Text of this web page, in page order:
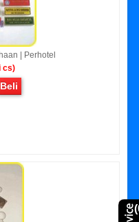
| Perhotel
cs)
Beli